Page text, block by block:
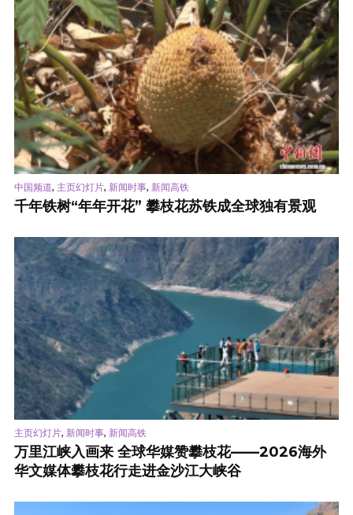
中国频道, 主页幻灯片, 新闻时事, 新闻高铁
千年铁树“年年开花” 攀枝花苏铁成全球独有景观
主页幻灯片, 新闻时事, 新闻高铁
万里江峡入画来 全球华媒赞攀枝花——2026海外
华文媒体攀枝花行走进金沙江大峡谷